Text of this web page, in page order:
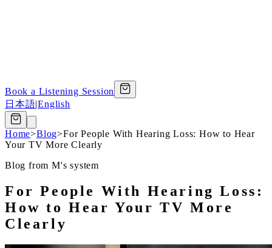
Book a Listening Session
日本語|English
Home>Blog>For People With Hearing Loss: How to Hear
Your TV More Clearly
Blog from M's system
For People With Hearing Loss:
How to Hear Your TV More
Clearly